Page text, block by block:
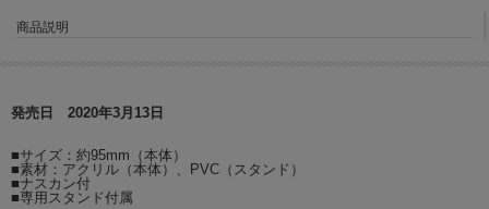
商品説明
発売日 2020年3月13日
■サイズ：約95mm（本体）
■素材：アクリル（本体）、PVC（スタンド）
■ナスカン付
■専用スタンド付属